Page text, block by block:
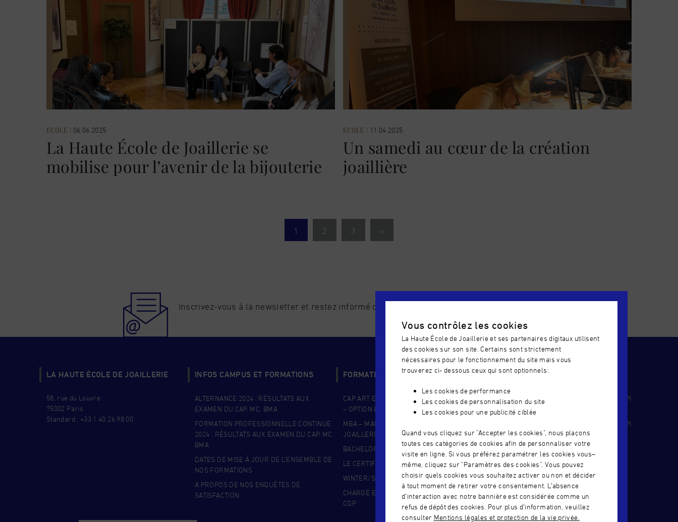
ECOLE | 06.06.2025
La Haute École de Joaillerie se
mobilise pour l’avenir de la bijouterie
ECOLE | 11.04.2025
Un samedi au cœur de la création
joaillière
1 2 3 »
Inscrivez-vous à la newsletter et restez informé de l'actualité de l'école
LA HAUTE ÉCOLE DE JOAILLERIE
58, rue du Louvre
75002 Paris
Standard : +33 1 40 26 98 00
INFOS CAMPUS ET FORMATIONS
ALTERNANCE 2024 : RÉSULTATS AUX
EXAMEN DU CAP, MC, BMA
FORMATION PROFESSIONNELLE CONTINUE
2024 : RÉSULTATS AUX EXAMEN DU CAP, MC,
BMA
DATES DE MISE À JOUR DE L’ENSEMBLE DE
NOS FORMATIONS
A PROPOS DE NOS ENQUÊTES DE
SATISFACTION
FORMATIONS COUP DE COEUR
CAP ART ET TECHNIQUES DE LA BIJOUTERIE
– OPTION BIJOUTERIE
MBA – MANAGEMENT DE LA BIJOUTERIE-
JOAILLERIE
BACHELOR DESIGN BIJOU
LE CERTIFICAT SUPÉRIEUR JOAILLIER – CSJ
WINTER/SUMMER – BIJOUTERIE
CHARGÉ EN GEMMOLOGIE APPLIQUÉE –
CQP
CERTIFICATION QUALIOPI
TÉLÉCHARGEZ NOTRE CERTIFICAT QUALIOPI
- ALTERNANCE
TÉLÉCHARGEZ NOTRE CERTIFICAT QUALIOPI
- FORMATION CONTINUE
Vous contrôlez les cookies
La Haute École de Joaillerie et ses partenaires digitaux utilisent
des cookies sur son site. Certains sont strictement
nécessaires pour le fonctionnement du site mais vous
trouverez ci- dessous ceux qui sont optionnels:
Les cookies de performance
Les cookies de personnalisation du site
Les cookies pour une publicité ciblée
Quand vous cliquez sur "Accepter les cookies", nous plaçons
toutes ces catégories de cookies afin de personnaliser votre
visite en ligne. Si vous préférez paramétrer les cookies vous–
même, cliquez sur "Paramètres des cookies". Vous pouvez
choisir quels cookies vous souhaitez activer ou non et décider
à tout moment de retirer votre consentement. L’absence
d’interaction avec notre bannière est considérée comme un
refus de dépôt des cookies. Pour plus d’information, veuillez
consulter Mentions légales et protection de la vie privée.